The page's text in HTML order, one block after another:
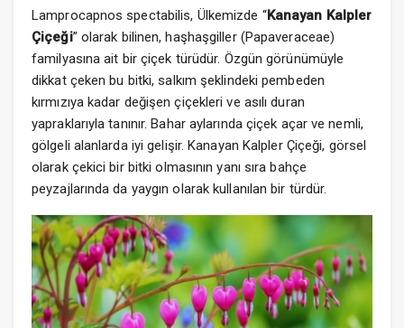
Lamprocapnos spectabilis, Ülkemizde “Kanayan Kalpler
Çiçeği” olarak bilinen, haşhaşgiller (Papaveraceae)
familyasına ait bir çiçek türüdür. Özgün görünümüyle
dikkat çeken bu bitki, salkım şeklindeki pembeden
kırmızıya kadar değişen çiçekleri ve asılı duran
yapraklarıyla tanınır. Bahar aylarında çiçek açar ve nemli,
gölgeli alanlarda iyi gelişir. Kanayan Kalpler Çiçeği, görsel
olarak çekici bir bitki olmasının yanı sıra bahçe
peyzajlarında da yaygın olarak kullanılan bir türdür.